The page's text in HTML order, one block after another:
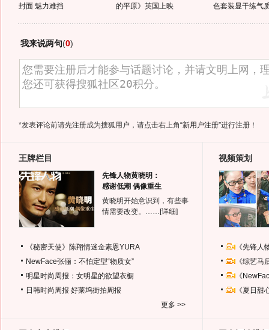
封面 魅力难挡
的平原》英国上映
色套装显干练气
我来说两句(0)
*发表评论前请先注册成为搜狐用户，请点击右上角“新用户注册”进行注册！
王牌栏目
先锋人物黄晓明：
感谢低潮 偶像重生
黄晓明开始意识到，有些事
情需要改变。…… [详细]
《秘密天使》陈翔情迷金素恩YURA
NewFace张俪：不怕定型“物质女”
明星时尚周报：女明星的欲望衣橱
日韩时尚周报 好莱坞街拍周报
更多 >>
视频策划
《先锋
《综艺
《
《夏日